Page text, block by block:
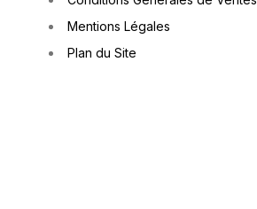
Mentions Légales
Plan du Site